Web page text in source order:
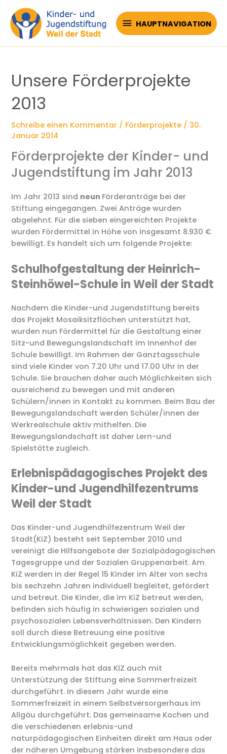
Inhalt
springen
HAUPTNAVIGATION
HAUPTNAVIGATION
Unsere Förderprojekte
2013
Schreibe einen Kommentar / Förderprojekte /30.
Januar 2014
Förderprojekte der Kinder- und
Jugendstiftung im Jahr 2013
Im Jahr 2013 sind neun Förderanträge bei der
Stiftung eingegangen. Zwei Anträge wurden
abgelehnt. Für die sieben eingereichten Projekte
wurden Fördermittel in Höhe von insgesamt 8.930 €
bewilligt. Es handelt sich um folgende Projekte:
Schulhofgestaltung der Heinrich-
Steinhöwel-Schule in Weil der Stadt
Nachdem die Kinder-und Jugendstiftung bereits
das Projekt Mosaiksitzflächen unterstützt hat,
wurden nun Fördermittel für die Gestaltung einer
Sitz-und Bewegungslandschaft im Innenhof der
Schule bewilligt. Im Rahmen der Ganztagsschule
sind viele Kinder von 7.20 Uhr und 17.00 Uhr in der
Schule. Sie brauchen daher auch Möglichkeiten sich
ausreichend zu bewegen und mit anderen
Schülern/innen in Kontakt zu kommen. Beim Bau der
Bewegungslandschaft werden Schüler/innen der
Werkrealschule aktiv mithelfen. Die
Bewegungslandschaft ist daher Lern-und
Spielstätte zugleich.
Erlebnispädagogisches Projekt des
Kinder-und Jugendhilfezentrums
Weil der Stadt
Das Kinder-und Jugendhilfezentrum Weil der
Stadt(KiZ) besteht seit September 2010 und
vereinigt die Hilfsangebote der Sozialpädagogischen
Tagesgruppe und der Sozialen Gruppenarbeit. Am
KiZ werden in der Regel 15 Kinder im Alter von sechs
bis sechzehn Jahren individuell begleitet, gefördert
und betreut. Die Kinder, die im KiZ betreut werden,
befinden sich häufig in schwierigen sozialen und
psychosozialen Lebensverhältnissen. Den Kindern
soll durch diese Betreuung eine positive
Entwicklungsmöglichkeit gegeben werden.
Bereits mehrmals hat das KIZ auch mit
Unterstützung der Stiftung eine Sommerfreizeit
durchgeführt. In diesem Jahr wurde eine
Sommerfreizeit in einem Selbstversorgerhaus im
Allgäu durchgeführt. Das gemeinsame Kochen und
die verschiedenen erlebnis-und
naturpädagogischen Einheiten direkt am Haus oder
der näheren Umgebung stärken insbesondere das